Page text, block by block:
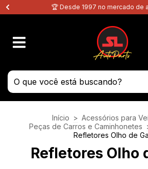
🏆 Desde 1997 no mercado de
Início > Acessórios para
Peças de Carros e Caminhonetes
Refletores Olho de
Refletores Olho